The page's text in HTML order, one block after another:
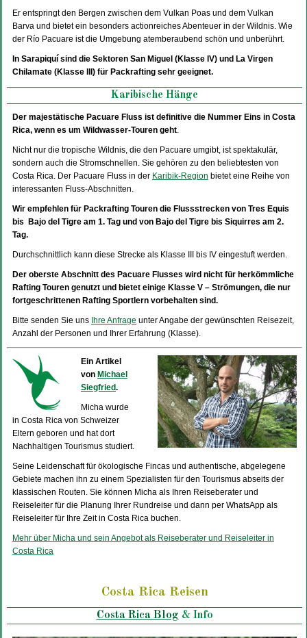
Er entspringt den Bergen zwischen dem Vulkan Poas und dem Vulkan
Barva und bietet ein besonders actionreiches Abenteuer in der Wildnis. Wie
der Río Pacuare ist die Umgebung atemberaubend schön und unberührt.
In Sarapiquí sind die Sektoren San Miguel (Klasse IV) und La Virgen
Chilamate (Klasse III) für Packrafting sehr geeignet.
Karibische Hänge
Der majestätische Pacuare Fluss ist definitive die Nummer Eins in Costa
Rica, wenn es um Wildwasser-Touren geht.
Nicht nur die tropische Wildnis, die den Pacuare umgibt, ist spektakulär,
sondern auch die Stromschnellen. Sie gehören zu den beliebtesten von
Costa Rica. Der Pacuare Fluss in der Karibik-Region bietet eine Reihe von
interessanten Fluss-Abschnitten.
Wir empfehlen für Packrafting Touren die Flussstrecken von Tres Equis
bis Bajo del Tigre am 1. Tag und von Bajo del Tigre bis Siquirres am 2.
Tag.
Durchschnittlich kann diese Strecke als Klasse III bis IV eingestuft werden.
Der oberste Abschnitt des Pacuare Flusses wird nicht für herkömmliche
Rafting Touren genutzt und bietet einige Klasse V – Strömungen, die nur
fortgeschrittenen Rafting Sportlern vorbehalten sind.
Bitte senden Sie uns Ihre Anfrage unter Angabe der gewünschten Reisezeit,
Anzahl der Personen und Ihrer Erfahrung (Klasse).
Ein Artikel
von Michael
Siegfried.
Micha wurde
in Costa Rica von Schweizer
Eltern geboren und hat dort
Nachhaltigen Tourismus studiert.
Seine Leidenschaft für ökologische Fincas und authentische, abgelegene
Gebiete machen ihn zu einem Spezialisten für den Tourismus abseits der
klassischen Routen. Sie können Micha als Ihren Reiseberater und
Reiseleiter für die Planung Ihrer Rundreise und dann per WhatsApp als
Reiseleiter für Ihre Zeit in Costa Rica buchen.
Mehr über Micha und sein Angebot als Reiseberater und Reiseleiter in
Costa Rica
Costa Rica Reisen
Costa Rica Blog & Info